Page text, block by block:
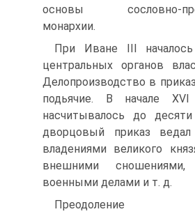
основы сословно-
монархии.
При Иване III
центральных органов
Делопроизводство в
подьячие. В начале
насчитывалось до
дворцовый приказ
владениями великого
внешними
военными делами и т. д.
Преодоление